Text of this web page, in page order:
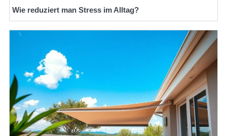
Wie reduziert man Stress im Alltag?